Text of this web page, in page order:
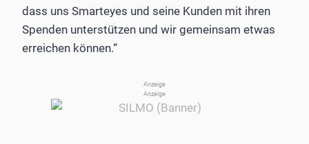
dass uns Smarteyes und seine Kunden mit ihren
Spenden unterstützen und wir gemeinsam etwas
erreichen können.“
Anzeige
Anzeige